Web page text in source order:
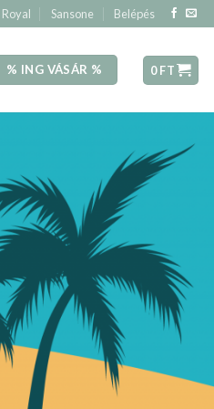
Royal Sansone Belépés
% ING VÁSÁR % 0FT